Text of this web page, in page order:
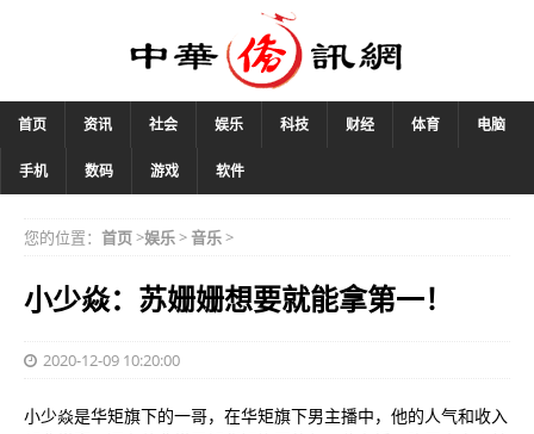
首页 资讯 社会 娱乐 科技 财经 体育 电脑
手机 数码 游戏 软件
您的位置： 首页>娱乐>音乐>
小少焱：苏姗姗想要就能拿第一！
2020-12-09 10:20:00
小少焱是华矩旗下的一哥，在华矩旗下男主播中，他的人气和收入